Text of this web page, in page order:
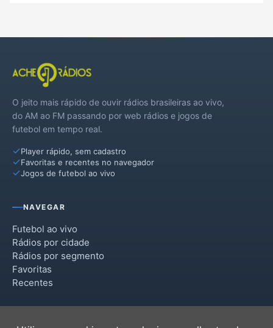
O jeito mais rápido de ouvir rádios brasileiras ao vivo,
do AM ao FM passando por web rádios e jogos de
futebol em tempo real.
Player rápido, sem cadastro
Favoritas e recentes no navegador
Jogos de futebol ao vivo
NAVEGAR
Futebol ao vivo
Rádios por cidade
Rádios por segmento
Favoritas
Recentes